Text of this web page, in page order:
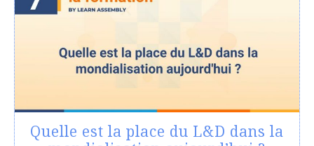
Quelle est la place du L&D dans la